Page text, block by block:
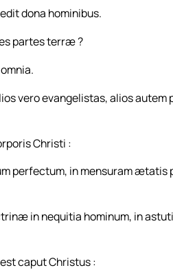
dona hominibus.
partes terræ ?
vero evangelistas, alios autem
Christi :
perfectum, in mensuram ætatis
in nequitia hominum, in
caput Christus :